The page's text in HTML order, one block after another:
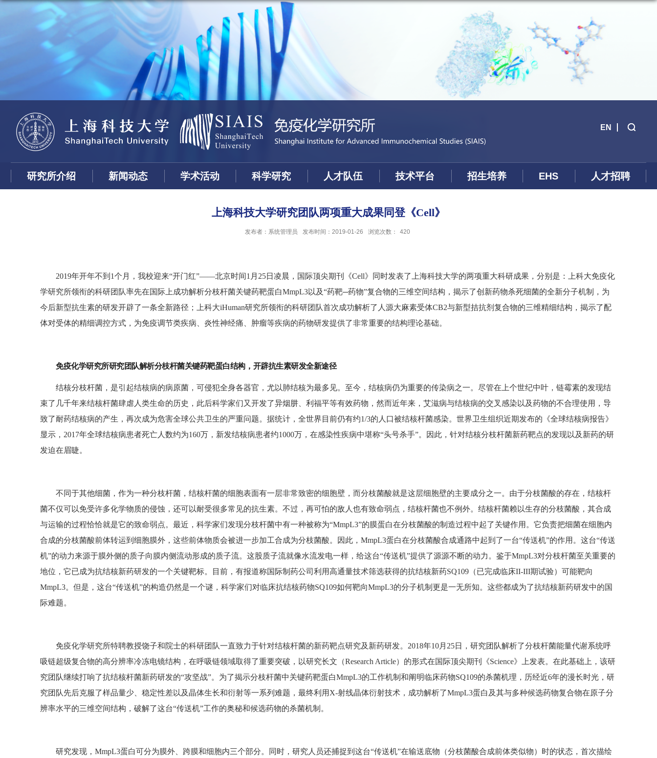
EN
研究所介绍 新闻动态 学术活动 科学研究 人才队伍 技术平台 招生培养 EHS 人才招聘
上海科技大学研究团队两项重大成果同登《Cell》
发布者：系统管理员 发布时间：2019-01-26 浏览次数： 420
2019年开年不到1个月，我校迎来“开门红”――北京时间1月25日凌晨，国际顶尖期刊《Cell》同时发表了上海科技大学的两项重大科研成果，分别是：上科大免疫化
学研究所领衔的科研团队率先在国际上成功解析分枝杆菌关键药靶蛋白MmpL3以及“药靶─药物”复合物的三维空间结构，揭示了创新药物杀死细菌的全新分子机制，为
今后新型抗生素的研发开辟了一条全新路径；上科大iHuman研究所领衔的科研团队首次成功解析了人源大麻素受体CB2与新型拮抗剂复合物的三维精细结构，揭示了配
体对受体的精细调控方式，为免疫调节类疾病、炎性神经痛、肿瘤等疾病的药物研发提供了非常重要的结构理论基础。
免疫化学研究所研究团队解析分枝杆菌关键药靶蛋白结构，开辟抗生素研发全新途径
结核分枝杆菌，是引起结核病的病原菌，可侵犯全身各器官，尤以肺结核为最多见。至今，结核病仍为重要的传染病之一。尽管在上个世纪中叶，链霉素的发现结
束了几千年来结核杆菌肆虐人类生命的历史，此后科学家们又开发了异烟肼、利福平等有效药物，然而近年来，艾滋病与结核病的交叉感染以及药物的不合理使用，导
致了耐药结核病的产生，再次成为危害全球公共卫生的严重问题。据统计，全世界目前仍有约1/3的人口被结核杆菌感染。世界卫生组织近期发布的《全球结核病报告》
显示，2017年全球结核病患者死亡人数约为160万，新发结核病患者约1000万，在感染性疾病中堪称“头号杀手”。因此，针对结核分枝杆菌新药靶点的发现以及新药的研
发迫在眉睫。
不同于其他细菌，作为一种分枝杆菌，结核杆菌的细胞表面有一层非常致密的细胞壁，而分枝菌酸就是这层细胞壁的主要成分之一。由于分枝菌酸的存在，结核杆
菌不仅可以免受许多化学物质的侵蚀，还可以耐受很多常见的抗生素。不过，再可怕的敌人也有致命弱点，结核杆菌也不例外。结核杆菌赖以生存的分枝菌酸，其合成
与运输的过程恰恰就是它的致命弱点。最近，科学家们发现分枝杆菌中有一种被称为“MmpL3”的膜蛋白在分枝菌酸的制造过程中起了关键作用。它负责把细菌在细胞内
合成的分枝菌酸前体转运到细胞膜外，这些前体物质会被进一步加工合成为分枝菌酸。因此，MmpL3蛋白在分枝菌酸合成通路中起到了一台“传送机”的作用。这台“传送
机”的动力来源于膜外侧的质子向膜内侧流动形成的质子流。这股质子流就像水流发电一样，给这台“传送机”提供了源源不断的动力。鉴于MmpL3对分枝杆菌至关重要的
地位，它已成为抗结核新药研发的一个关键靶标。目前，有报道称国际制药公司利用高通量技术筛选获得的抗结核新药SQ109（已完成临床II-III期试验）可能靶向
MmpL3。但是，这台“传送机”的构造仍然是一个谜，科学家们对临床抗结核药物SQ109如何靶向MmpL3的分子机制更是一无所知。这些都成为了抗结核新药研发中的国
际难题。
免疫化学研究所特聘教授饶子和院士的科研团队一直致力于针对结核杆菌的新药靶点研究及新药研发。2018年10月25日，研究团队解析了分枝杆菌能量代谢系统呼
吸链超级复合物的高分辨率冷冻电镜结构，在呼吸链领域取得了重要突破，以研究长文（Research Article）的形式在国际顶尖期刊《Science》上发表。 在此基础上，该研
究团队继续打响了抗结核杆菌新药研发的“攻坚战”。为了揭示分枝杆菌中关键药靶蛋白MmpL3的工作机制和阐明临床药物SQ109的杀菌机理，历经近6年的漫长时光，研
究团队先后克服了样品量少、稳定性差以及晶体生长和衍射等一系列难题，最终利用X-射线晶体衍射技术，成功解析了MmpL3蛋白及其与多种候选药物复合物在原子分
辨率水平的三维空间结构，破解了这台“传送机”工作的奥秘和候选药物的杀菌机制。
研究发现，MmpL3蛋白可分为膜外、跨膜和细胞内三个部分。同时，研究人员还捕捉到这台“传送机”在输送底物（分枝菌酸合成前体类似物）时的状态，首次描绘